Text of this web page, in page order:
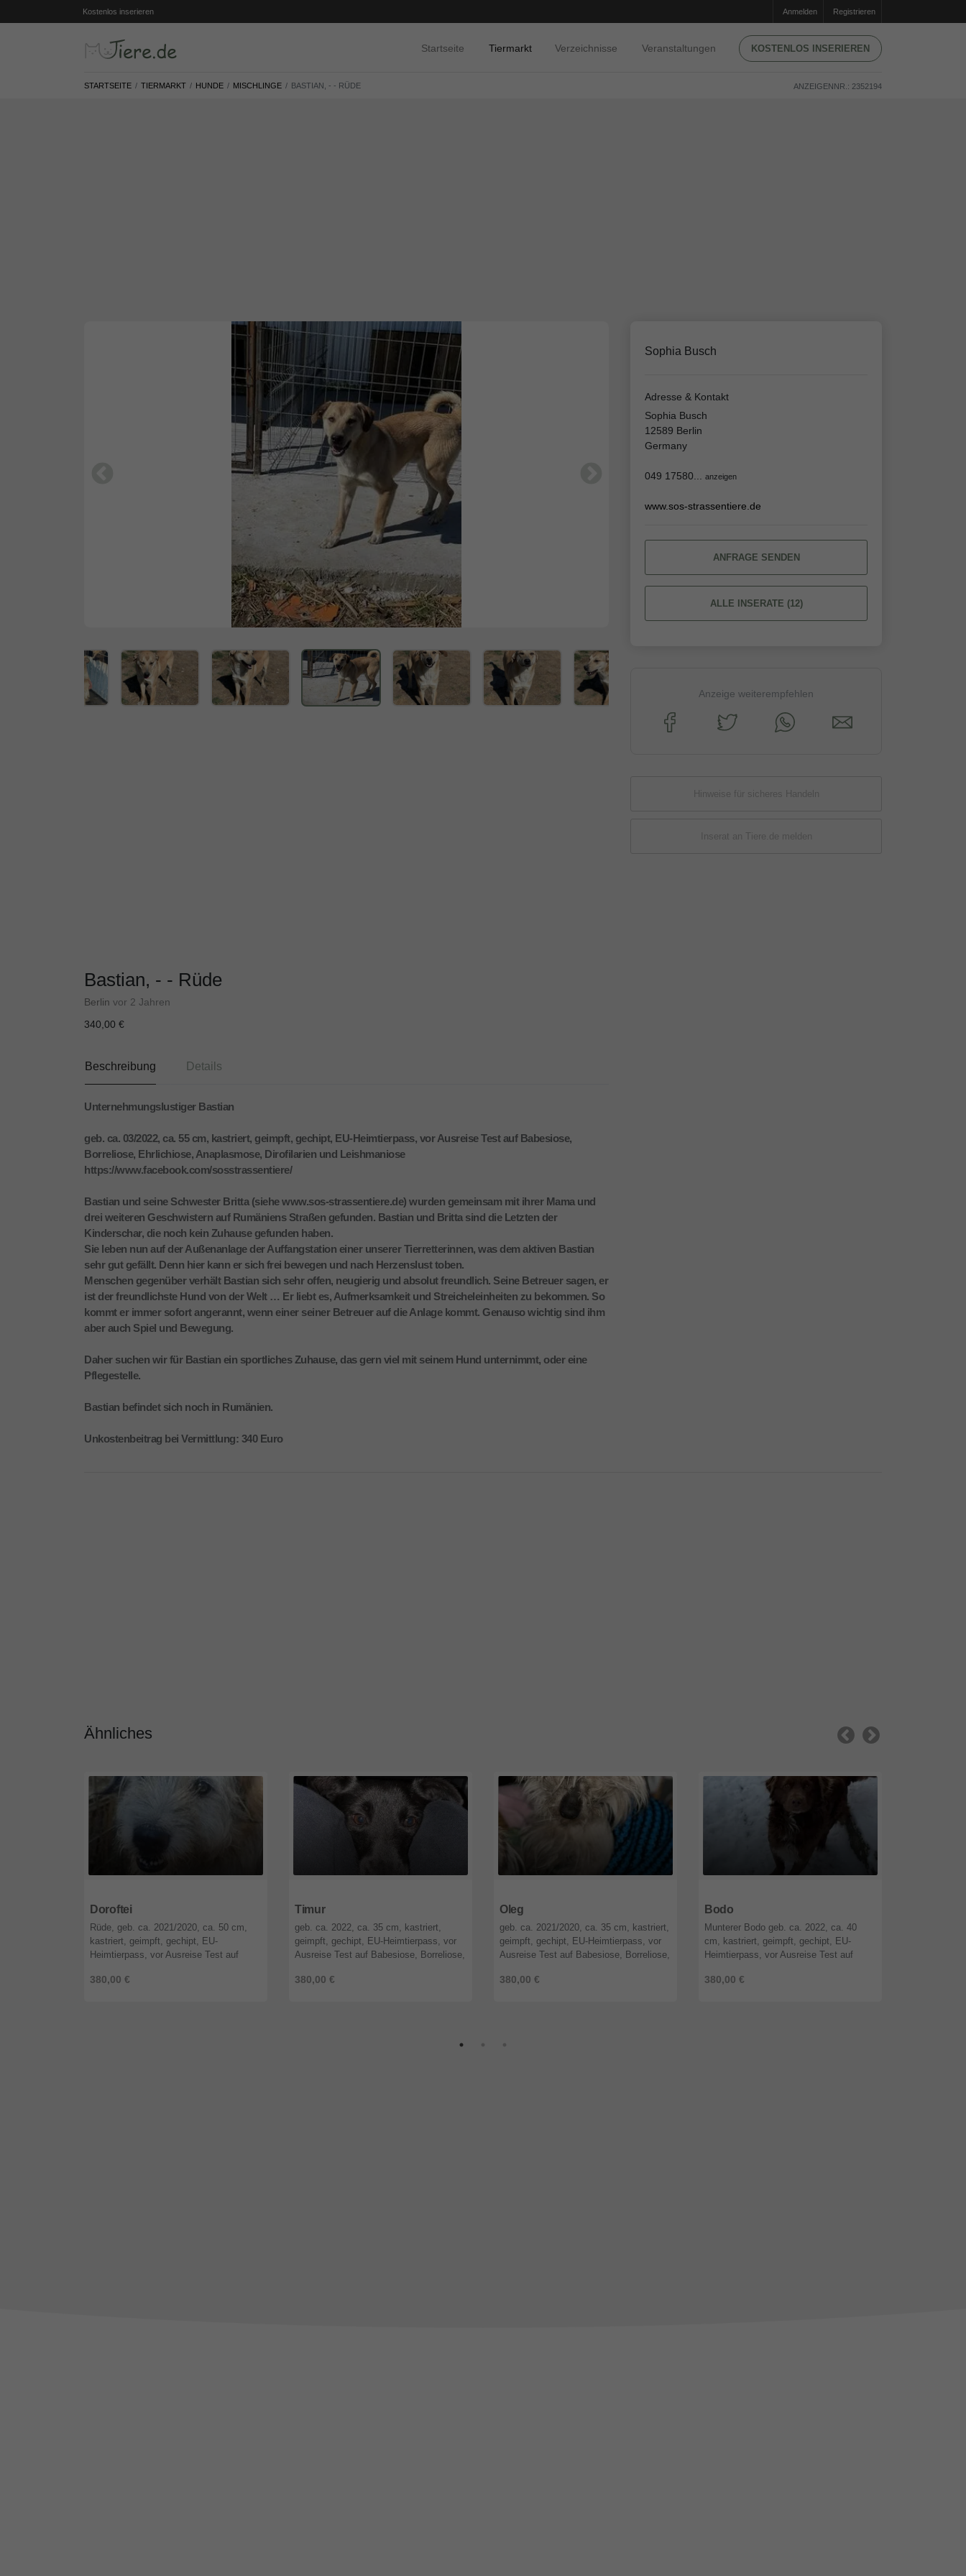
Kostenlos inserieren Anmelden Registrieren
Startseite Tiermarkt Verzeichnisse Veranstaltungen KOSTENLOS INSERIEREN
STARTSEITE TIERMARKT HUNDE MISCHLINGE BASTIAN, - - RÜDE ANZEIGENNR.: 2352194
Bastian, - - Rüde
Berlin vor 2 Jahren
340,00 €
Beschreibung Details
Unternehmungslustiger Bastian
geb. ca. 03/2022, ca. 55 cm, kastriert, geimpft, gechipt, EU-Heimtierpass, vor Ausreise Test auf Babesiose,
Borreliose, Ehrlichiose, Anaplasmose, Dirofilarien und Leishmaniose
https://www.facebook.com/sosstrassentiere/
Bastian und seine Schwester Britta (siehe www.sos-strassentiere.de) wurden gemeinsam mit ihrer Mama und
drei weiteren Geschwistern auf Rumäniens Straßen gefunden. Bastian und Britta sind die Letzten der
Kinderschar, die noch kein Zuhause gefunden haben.
Sie leben nun auf der Außenanlage der Auffangstation einer unserer Tierretterinnen, was dem aktiven Bastian
sehr gut gefällt. Denn hier kann er sich frei bewegen und nach Herzenslust toben.
Menschen gegenüber verhält Bastian sich sehr offen, neugierig und absolut freundlich. Seine Betreuer sagen, er
ist der freundlichste Hund von der Welt … Er liebt es, Aufmerksamkeit und Streicheleinheiten zu bekommen. So
kommt er immer sofort angerannt, wenn einer seiner Betreuer auf die Anlage kommt. Genauso wichtig sind ihm
aber auch Spiel und Bewegung.
Daher suchen wir für Bastian ein sportliches Zuhause, das gern viel mit seinem Hund unternimmt, oder eine
Pflegestelle.
Bastian befindet sich noch in Rumänien.
Unkostenbeitrag bei Vermittlung: 340 Euro
Sophia Busch
Adresse & Kontakt
Sophia Busch
12589 Berlin
Germany
049 17580... anzeigen
www.sos-strassentiere.de
ANFRAGE SENDEN
ALLE INSERATE (12)
Anzeige weiterempfehlen
Hinweise für sicheres Handeln
Inserat an Tiere.de melden
Ähnliches
Doroftei
380,00 €
Rüde, geb. ca. 2021/2020, ca. 50 cm,
kastriert, geimpft, gechipt, EU-
Heimtierpass, vor Ausreise Test auf
Anaplasmose, Dirofilarien und
Timur
380,00 €
geb. ca. 2022, ca. 35 cm, kastriert,
geimpft, gechipt, EU-Heimtierpass, vor
Ausreise Test auf Babesiose, Borreliose,
und Leishmaniose Der au ...
Oleg
380,00 €
geb. ca. 2021/2020, ca. 35 cm, kastriert,
geimpft, gechipt, EU-Heimtierpass, vor
Ausreise Test auf Babesiose, Borreliose,
und Leishmaniose Ole ...
Bodo
380,00 €
Munterer Bodo geb. ca. 2022, ca. 40
cm, kastriert, geimpft, gechipt, EU-
Heimtierpass, vor Ausreise Test auf
Anaplasmose, Dirofilarien und Leishm ...